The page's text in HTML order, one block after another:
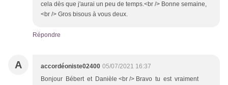
cela dès que j'aurai un peu de temps.<br /> Bonne semaine,
<br /> Gros bisous à vous deux.
Répondre
A accordéoniste02400 05/07/2021 16:37
Bonjour Bébert et Danièle <br /> Bravo tu est vraiment